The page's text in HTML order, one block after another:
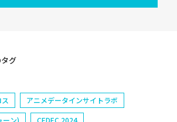
グ
アニメデータインサイトラボ